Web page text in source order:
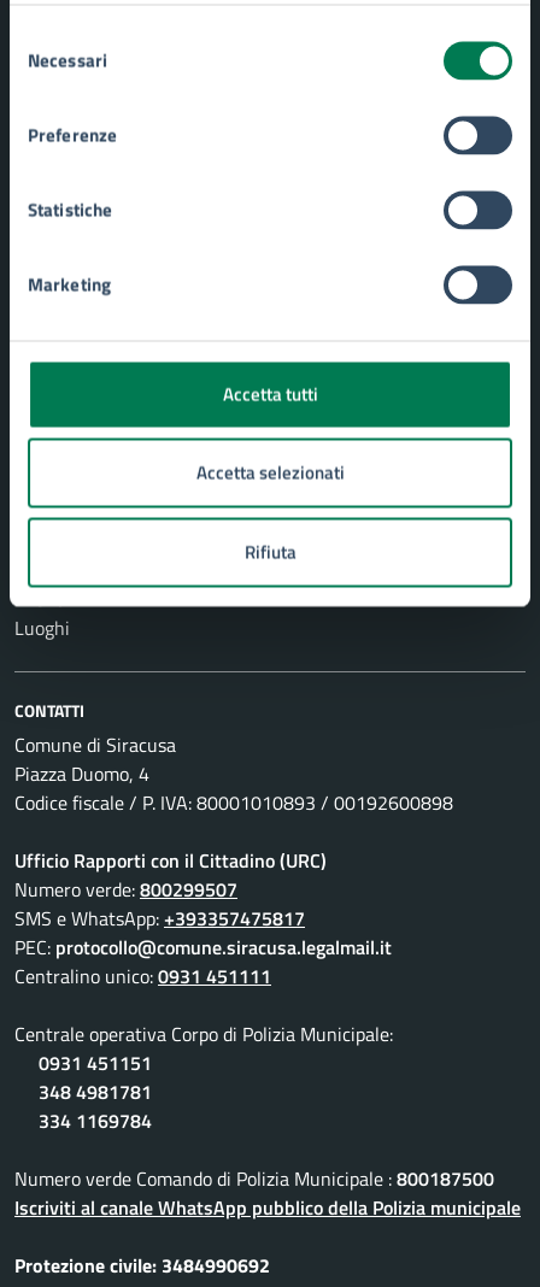
delNecessari
Preferenze
Statistiche
Marketing
Accetta tutti
Accetta selezionati
Rifiuta
Catasto e urbanistica
Cultura e tempo libero
Giustizia e sicurezza pubblica
Salute, benessere e assistenza
Turismo
Notizie
Eventi
Luoghi
CONTATTI
Comune di Siracusa
Piazza Duomo, 4
Codice fiscale / P. IVA: 80001010893 / 00192600898
Ufficio Rapporti con il Cittadino (URC)
Numero verde:800299507
SMS e WhatsApp:+393357475817
PEC: protocollo@comune.siracusa.legalmail.it
Centralino unico:0931 451111
Centrale operativa Corpo di Polizia Municipale:
0931 451151
348 4981781
334 1169784
Numero verde Comando di Polizia Municipale :800187500
Iscriviti al canale WhatsApp pubblico della Polizia municipale
Protezione civile: 3484990692